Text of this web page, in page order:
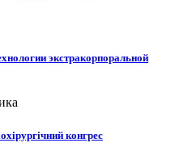
экстракорпоральной
конгрес